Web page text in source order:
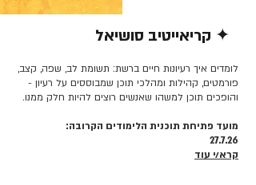
✦ קריאייטיב סושיאל
לומדים איך רעיונות חיים ברשת: תשומת לב, שפה, קצב,
פורמטים, קהילות ומהלכי תוכן שמבוססים על רעיון -
והופכים תוכן למשהו שאנשים רוצים להיות חלק ממנו.
מועד פתיחת תוכנית הלימודים הקרובה:
27.7.26
קרא/י עוד